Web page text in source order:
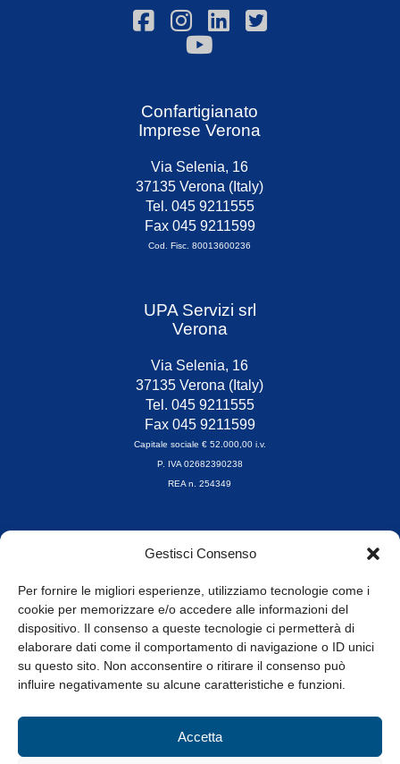
Gestisci Consenso
Per fornire le migliori esperienze, utilizziamo tecnologie come i
cookie per memorizzare e/o accedere alle informazioni del
dispositivo. Il consenso a queste tecnologie ci permetterà di
elaborare dati come il comportamento di navigazione o ID unici
su questo sito. Non acconsentire o ritirare il consenso può
influire negativamente su alcune caratteristiche e funzioni.
Accetta
Confartigianato
Imprese Verona
Via Selenia, 16
37135 Verona (Italy)
Tel. 045 9211555
Fax 045 9211599
Cod. Fisc. 80013600236
UPA Servizi srl
Verona
Via Selenia, 16
37135 Verona (Italy)
Tel. 045 9211555
Fax 045 9211599
Capitale sociale € 52.000,00 i.v.
P. IVA 02682390238
REA n. 254349
Orari di apertura
8.30-13.00 / 14.00-17.30
Whistleblowing
© Tutti i diritti riservati
Privacy Policy e Cookie|Informativa Cookie